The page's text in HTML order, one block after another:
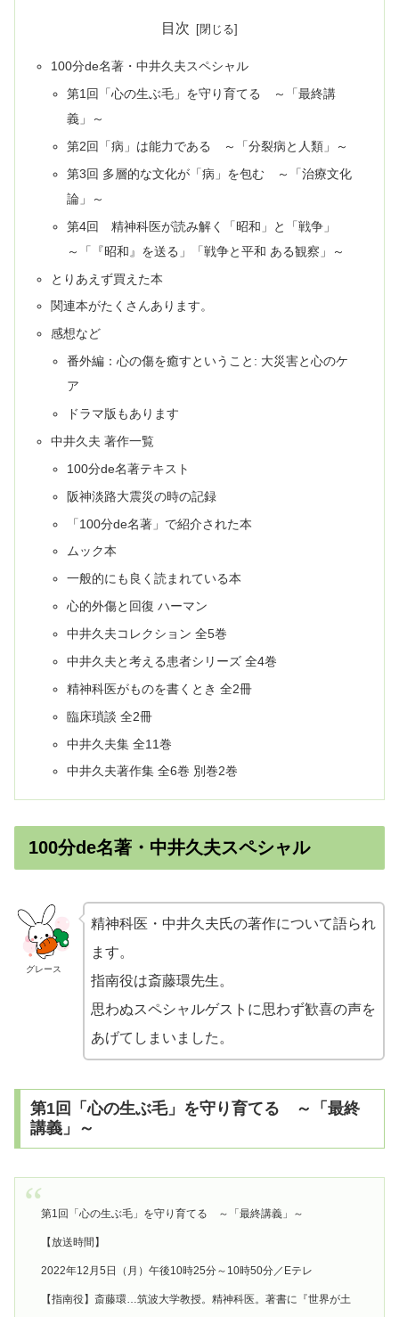
目次
100分de名著・中井久夫スペシャル
第1回「心の生ぶ毛」を守り育てる ～「最終講
義」～
第2回「病」は能力である ～「分裂病と人類」～
第3回 多層的な文化が「病」を包む ～「治療文化
論」～
第4回 精神科医が読み解く「昭和」と「戦争」
～「『昭和』を送る」「戦争と平和 ある観察」～
とりあえず買えた本
関連本がたくさんあります。
感想など
番外編：心の傷を癒すということ: 大災害と心のケ
ア
ドラマ版もあります
中井久夫 著作一覧
100分de名著テキスト
阪神淡路大震災の時の記録
「100分de名著」で紹介された本
ムック本
一般的にも良く読まれている本
心的外傷と回復 ハーマン
中井久夫コレクション 全5巻
中井久夫と考える患者シリーズ 全4巻
精神科医がものを書くとき 全2冊
臨床瑣談 全2冊
中井久夫集 全11巻
中井久夫著作集 全6巻 別巻2巻
100分de名著・中井久夫スペシャル
グレース
精神科医・中井久夫氏の著作について語られ
ます。
指南役は斎藤環先生。
思わぬスペシャルゲストに思わず歓喜の声を
あげてしまいました。
第1回「心の生ぶ毛」を守り育てる ～「最終
講義」～
第1回「心の生ぶ毛」を守り育てる ～「最終講義」～
【放送時間】
2022年12月5日（月）午後10時25分～10時50分／Eテレ
【指南役】斎藤環…筑波大学教授。精神科医。著書に『世界が土